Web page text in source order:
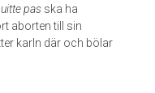
pas ska ha
aborten till sin
karln där och bölar